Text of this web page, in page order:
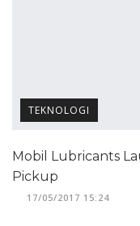
TEKNOLOGI
Mobil Lubricants
Pickup
17/05/2017 15:24